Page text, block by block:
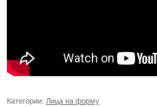
Категории: Лица на форму